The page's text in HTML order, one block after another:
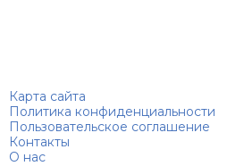
Карта сайта
Политика конфиденциальности
Пользовательское соглашение
Контакты
О нас